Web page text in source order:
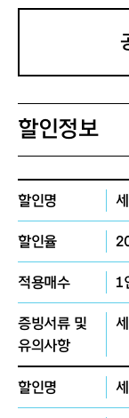
공연 관람 안내
할인정보
할인명
할인율
적용매수 1
증빙서류 및
유의사항
할인명